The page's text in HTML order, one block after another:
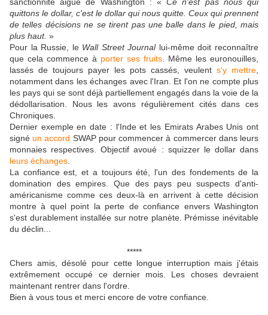
quittons le dollar, c'est le dollar qui nous quitte. Ceux qui prennent
de telles décisions ne se tirent pas une balle dans le pied, mais
plus haut. »
Pour la Russie, le Wall Street Journallui-même doit reconnaître
que cela commence à porter ses fruits . Même les euronouilles,
lassés de toujours payer les pots cassés, veulent s'y mettre
notamment dans les échanges avec l'Iran. Et l'on ne compte plus
les pays qui se sont déjà partiellement engagés dans la voie de la
dédollarisation. Nous les avons régulièrement cités dans ces
Chroniques.
Dernier exemple en date : l'Inde et les Emirats Arabes Unis ont
signéun accord SWAP pour commencer à commercer dans leurs
monnaies respectives. Objectif avoué : squizzer le dollar dans
leurs échanges
La confiance est, et a toujours été, l'un des fondements de la
domination des empires. Que des pays peu suspects d'anti-
américanisme comme ces deux-là en arrivent à cette décision
montre à quel point la perte de confiance envers Washington
s'est durablement installée sur notre planète. Prémisse inévitable
du déclin...
*****
Chers amis, désolé pour cette longue interruption mais j'étais
extrêmement occupé ce dernier mois. Les choses devraient
maintenant rentrer dans l'ordre.
Bien à vous tous et merci encore de votre confiance.